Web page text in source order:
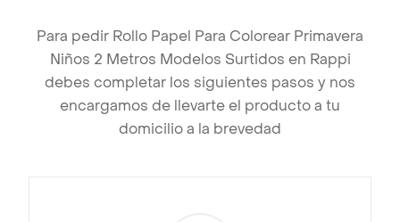
Para pedir Rollo Papel Para Colorear Primavera
Niños 2 Metros Modelos Surtidos en Rappi
debes completar los siguientes pasos y nos
encargamos de llevarte el producto a tu
domicilio a la brevedad